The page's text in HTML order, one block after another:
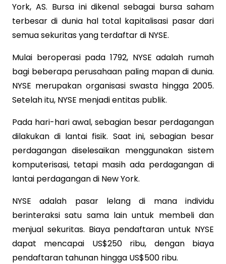
York, AS. Bursa ini dikenal sebagai bursa saham
terbesar di dunia hal total kapitalisasi pasar dari
semua sekuritas yang terdaftar di NYSE.
Mulai beroperasi pada 1792, NYSE adalah rumah
bagi beberapa perusahaan paling mapan di dunia.
NYSE merupakan organisasi swasta hingga 2005.
Setelah itu, NYSE menjadi entitas publik.
Pada hari-hari awal, sebagian besar perdagangan
dilakukan di lantai fisik. Saat ini, sebagian besar
perdagangan diselesaikan menggunakan sistem
komputerisasi, tetapi masih ada perdagangan di
lantai perdagangan di New York.
NYSE adalah pasar lelang di mana individu
berinteraksi satu sama lain untuk membeli dan
menjual sekuritas. Biaya pendaftaran untuk NYSE
dapat mencapai US$250 ribu, dengan biaya
pendaftaran tahunan hingga US$500 ribu.